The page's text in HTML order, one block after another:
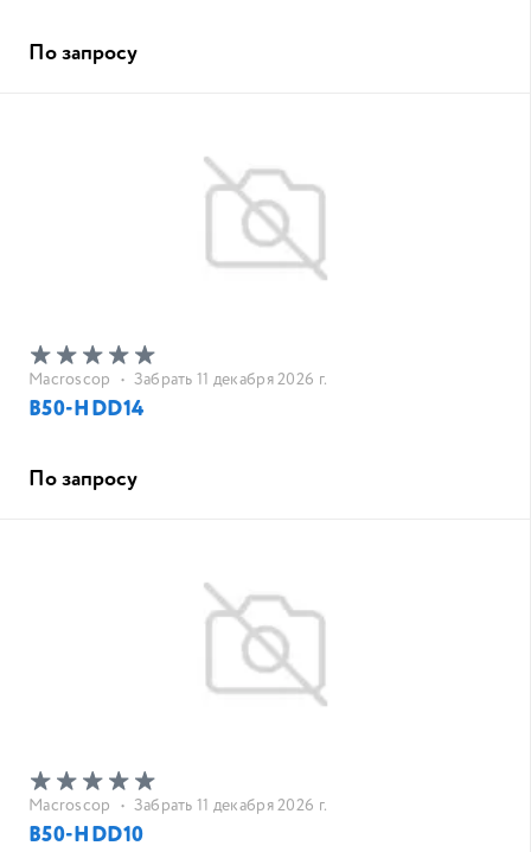
По запросу
Macroscop • Забрать 11 декабря 2026 г.
B50-HDD14
По запросу
Macroscop • Забрать 11 декабря 2026 г.
B50-HDD10